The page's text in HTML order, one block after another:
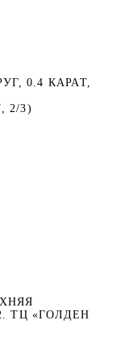
0.4 КАРАТ,
2/3)
ТЦ «ГОЛДЕН